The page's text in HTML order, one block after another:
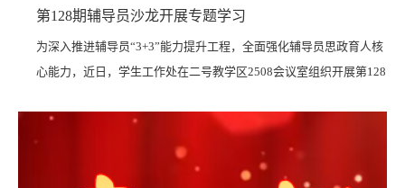
第128期辅导员沙龙开展专题学习
​为深入推进辅导员“3+3”能力提升工程，全面强化辅导员思政育人核
心能力，近日，学生工作处在二号教学区2508会议室组织开展第128
行正确政绩观”专题讲座，全体辅导员参加。讲座中，魏军立足辅导
员工作实际进行深入阐述。他表示，要做好辅导员工作，不仅要以
理论学习赋能育人实效，更要精通思政教育方法，全力做好学生思